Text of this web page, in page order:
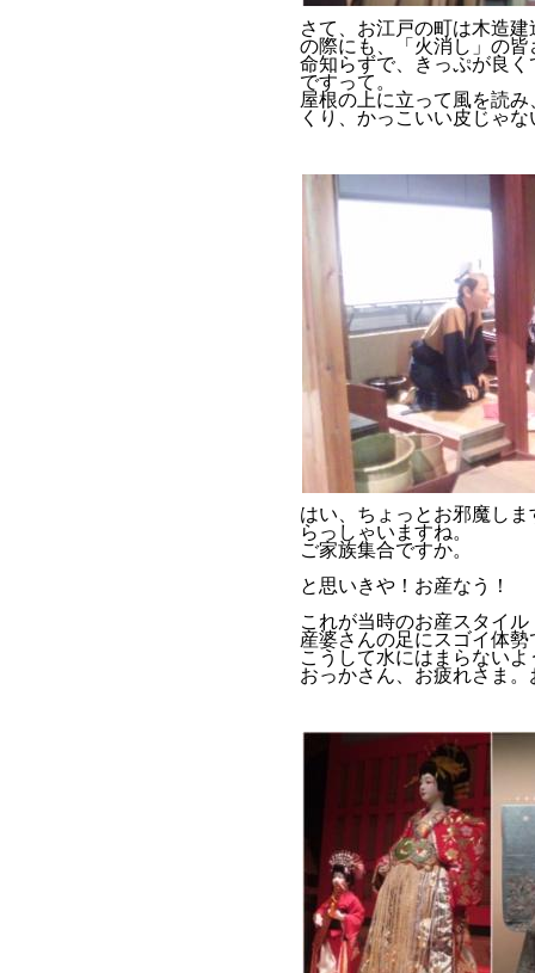
さて、お江戸の町は木造
の際にも、「火消し」の皆
命知らずで、きっぷが良
ですって。
屋根の上に立って風を読
くり、かっこいい皮じゃな
はい、ちょっとお邪魔し
らっしゃいますね。
ご家族集合ですか。
と思いきや！お産なう！
これが当時のお産スタイル
産婆さんの足にスゴイ体
こうして水にはまらない
おっかさん、お疲れさま